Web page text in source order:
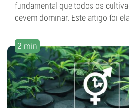
fundamental que todos os
devem dominar. Este artigo foi
2 min